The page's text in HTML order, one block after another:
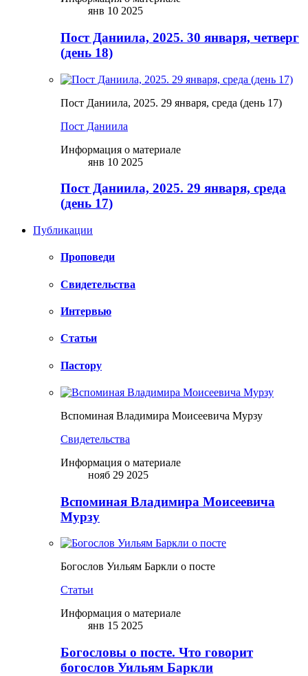
янв 10 2025
Пост Даниила, 2025. 30 января, четверг
(день 18)
Пост Даниила, 2025. 29 января, среда (день 17)
Пост Даниила
Информация о материале
янв 10 2025
Пост Даниила, 2025. 29 января, среда
(день 17)
Публикации
Проповеди
Свидетельства
Интервью
Статьи
Пастору
Вспоминая Владимира Моисеевича Мурзу
Свидетельства
Информация о материале
нояб 29 2025
Вспоминая Владимира Моисеевича
Мурзу
Богослов Уильям Баркли о посте
Статьи
Информация о материале
янв 15 2025
Богословы о посте. Что говорит
богослов Уильям Баркли